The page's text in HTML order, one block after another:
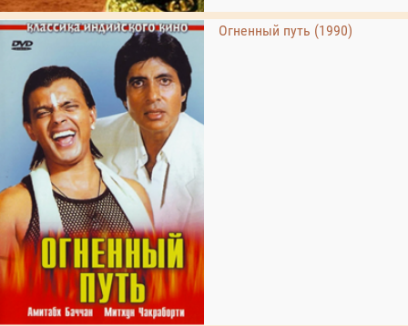
Огненный путь (1990)